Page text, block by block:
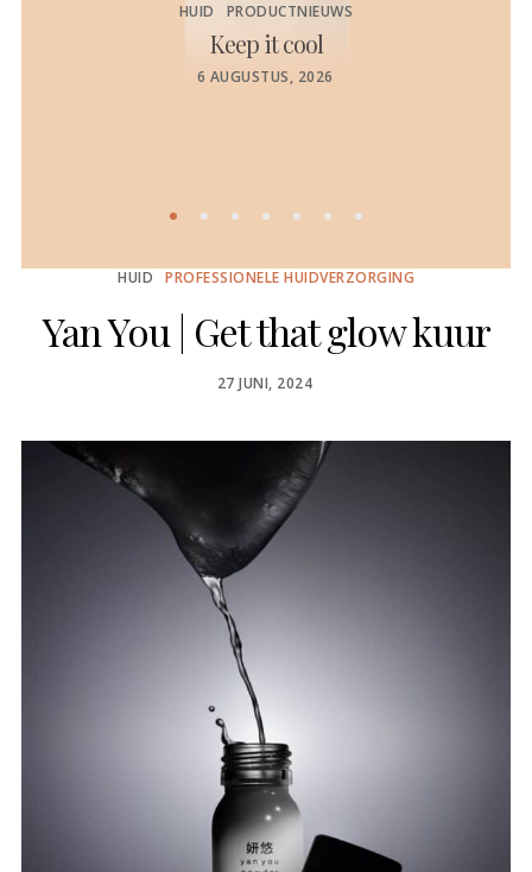
HUID PRODUCTNIEUWS
Keep it cool
POSTED
6 AUGUSTUS, 2026
HUID PROFESSIONELE HUIDVERZORGING
Yan You | Get that glow kuur
POSTED
27 JUNI, 2024